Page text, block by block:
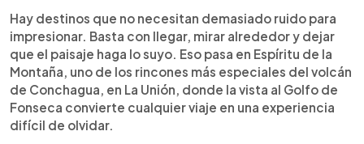
► Escuchar artículo
Espíritu de la Montaña, en Conchagua, La Unión, es
uno de los destinos turísticos más atractivos para
quienes buscan naturaleza, aventura y vistas
impresionantes en El Salvador. Ubicado en las
laderas del volcán de Conchagua, este lugar
ofrece senderos, miradores, zonas para acampar
y una panorámica privilegiada del Golfo de
Fonseca. Su clima fresco, el contacto con la
Hay destinos que no necesitan demasiado ruido para
impresionar. Basta con llegar, mirar alrededor y dejar
que el paisaje haga lo suyo. Eso pasa en Espíritu de la
Montaña, uno de los rincones más especiales del volcán
de Conchagua, en La Unión, donde la vista al Golfo de
Fonseca convierte cualquier viaje en una experiencia
difícil de olvidar.